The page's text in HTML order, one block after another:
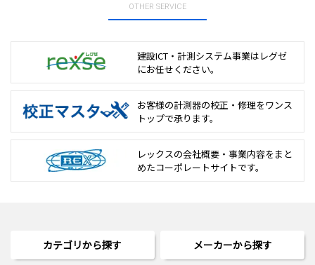
OTHER SERVICE
建設ICT・計測システム事業は レグゼ
にお任せください。
お客様の計測器の校正・修理をワンス
トップで承ります。
レックスの会社概要・事業内容をまと
めたコーポレートサイトです。
カテゴリから探す メーカーから探す